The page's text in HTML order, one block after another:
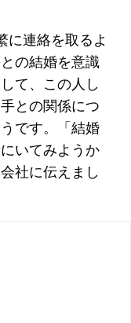
に連絡を取るよ
の結婚を意識
て、この人し
との関係につ
です。「結婚
いてみようか
社に伝えまし